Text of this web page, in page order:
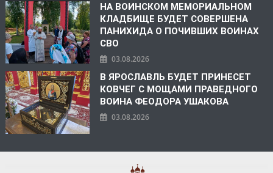
НА ВОИНСКОМ МЕМОРИАЛЬНОМ
КЛАДБИЩЕ БУДЕТ СОВЕРШЕНА
ПАНИХИДА О ПОЧИВШИХ ВОИНАХ
СВО
03.08.2026
В ЯРОСЛАВЛЬ БУДЕТ ПРИНЕСЕТ
КОВЧЕГ С МОЩАМИ ПРАВЕДНОГО
ВОИНА ФЕОДОРА УШАКОВА
03.08.2026